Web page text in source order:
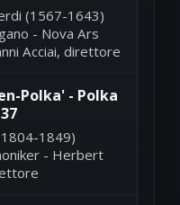
(1567-1643)
- Nova Ars
Acciai, direttore
Polka' - Polka
1849)
- Herbert